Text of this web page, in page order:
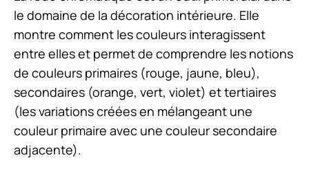
le domaine de la décoration intérieure. Elle
montre comment les couleurs interagissent
entre elles et permet de comprendre les notions
de couleurs primaires (rouge, jaune, bleu),
secondaires (orange, vert, violet) et tertiaires
(les variations créées en mélangeant une
couleur primaire avec une couleur secondaire
adjacente).